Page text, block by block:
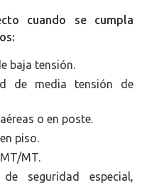
cuando se cumpla
baja tensión.
de media tensión de
o en poste.
piso.
MT.
seguridad especial,